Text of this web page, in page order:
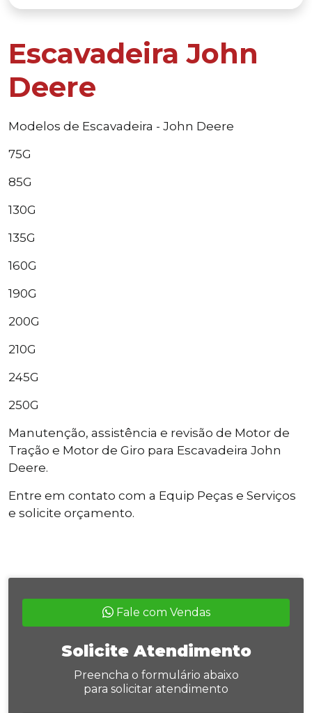
Escavadeira John
Deere
Modelos de Escavadeira - John Deere
75G
85G
130G
135G
160G
190G
200G
210G
245G
250G
Manutenção, assistência e revisão de Motor de
Tração e Motor de Giro para Escavadeira John
Deere.
Entre em contato com a Equip Peças e Serviços
e solicite orçamento.
Fale com Vendas
Solicite Atendimento
Preencha o formulário abaixo
para solicitar atendimento